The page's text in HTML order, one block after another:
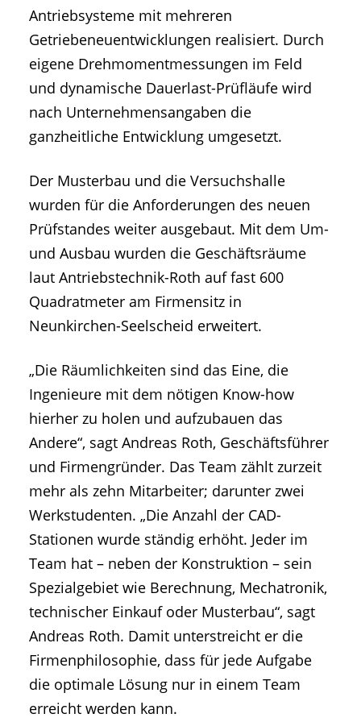
Antriebsysteme mit mehreren
Getriebeneuentwicklungen realisiert. Durch
eigene Drehmomentmessungen im Feld
und dynamische Dauerlast-Prüfläufe wird
nach Unternehmensangaben die
ganzheitliche Entwicklung umgesetzt.
Der Musterbau und die Versuchshalle
wurden für die Anforderungen des neuen
Prüfstandes weiter ausgebaut. Mit dem Um-
und Ausbau wurden die Geschäftsräume
laut Antriebstechnik-Roth auf fast 600
Quadratmeter am Firmensitz in
Neunkirchen-Seelscheid erweitert.
„Die Räumlichkeiten sind das Eine, die
Ingenieure mit dem nötigen Know-how
hierher zu holen und aufzubauen das
Andere“, sagt Andreas Roth, Geschäftsführer
und Firmengründer. Das Team zählt zurzeit
mehr als zehn Mitarbeiter; darunter zwei
Werkstudenten. „Die Anzahl der CAD-
Stationen wurde ständig erhöht. Jeder im
Team hat – neben der Konstruktion – sein
Spezialgebiet wie Berechnung, Mechatronik,
technischer Einkauf oder Musterbau“, sagt
Andreas Roth. Damit unterstreicht er die
Firmenphilosophie, dass für jede Aufgabe
die optimale Lösung nur in einem Team
erreicht werden kann.